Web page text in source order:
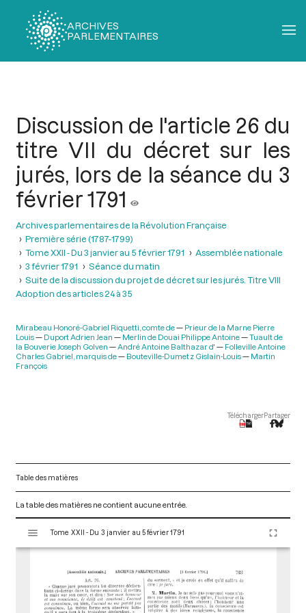
ARCHIVES
PARLEMENTAIRES
Discussion de l'article 26 du
titre VII du décret sur les
jurés, lors de la séance du 3
février 1791
Archives parlementaires de la Révolution Française
Première série (1787-1799)
Tome XXII - Du 3 janvier au 5 février 1791
Assemblée nationale
3 février 1791
Séance du matin
Suite de la discussion du projet de décret sur les jurés. Titre VIII
Adoption des articles 24 à 35
Mirabeau Honoré-Gabriel Riquetti, comte de
Prieur de la Marne Pierre
Louis
Duport Adrien Jean Merlin de Douai Philippe Antoine
Tuault de
la Bouverie Joseph Golven
André Antoine Balthazar d'
Folleville Antoine
Charles Gabriel, marquis de
Bouteville-Dumetz Gislain-Louis
Martin
François
TéléchargerPartager
Table des matières
La table des matières ne contient aucune entrée.
s
Tome XXII - Du 3 janvier au 5 février 1791